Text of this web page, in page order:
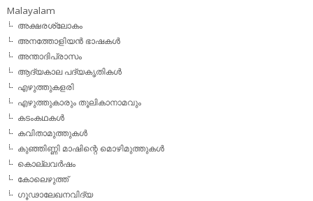
Malayalam
അക്ഷരശ്ലോകം
അനത്തോളിയന്‍ ഭാഷകള്‍
അന്താദിപ്രാസം
ആദ്യകാല പദ്യകൃതികള്‍
എഴുത്തുകളരി
എഴുത്തുകാരും തൂലികാനാമവും
കടംകഥകള്‍
കവിതാമുത്തുകള്‍
കുഞ്ഞിണ്ണി മാഷിന്റെ മൊഴിമുത്തുകള്‍
കൊല്ലവര്‍ഷം
കോലെഴുത്ത്
ഗൂഢാലേഖനവിദ്യ